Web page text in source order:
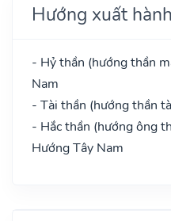
Hướng xuất
- Hỷ thần (hướng thần
Nam
- Tài thần (hướng thần
- Hắc thần (hướng ông
Hướng Tây Nam